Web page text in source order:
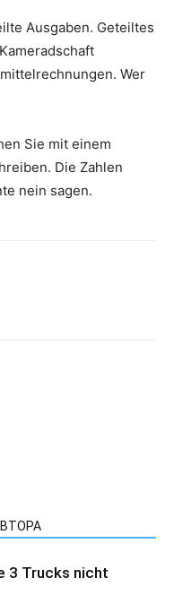
Ausgaben. Geteiltes
Wer
Sie mit einem
Die Zahlen
nein sagen.
3 Trucks nicht